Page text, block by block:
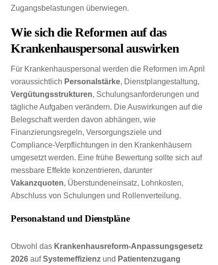
Zugangsbelastungen überwiegen.
Wie sich die Reformen auf das
Krankenhauspersonal auswirken
Für Krankenhauspersonal werden die Reformen im April
voraussichtlich Personalstärke, Dienstplangestaltung,
Vergütungsstrukturen, Schulungsanforderungen und
tägliche Aufgaben verändern. Die Auswirkungen auf die
Belegschaft werden davon abhängen, wie
Finanzierungsregeln, Versorgungsziele und
Compliance-Verpflichtungen in den Krankenhäusern
umgesetzt werden. Eine frühe Bewertung sollte sich auf
messbare Effekte konzentrieren, darunter
Vakanzquoten, Überstundeneinsatz, Lohnkosten,
Abschluss von Schulungen und Rollenverteilung.
Personalstand und Dienstpläne
Obwohl das Krankenhausreform-Anpassungsgesetz
2026 aufSystemeffizienz und Patientenzugang